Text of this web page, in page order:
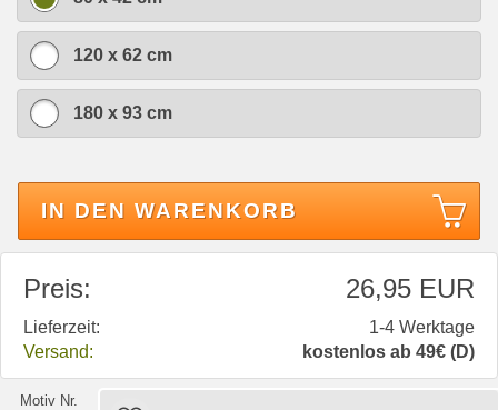
120 x 62 cm
180 x 93 cm
IN DEN WARENKORB
Preis: 26,95 EUR
Lieferzeit:
1-4 Werktage
Versand:
kostenlos ab 49€ (D)
Motiv Nr.